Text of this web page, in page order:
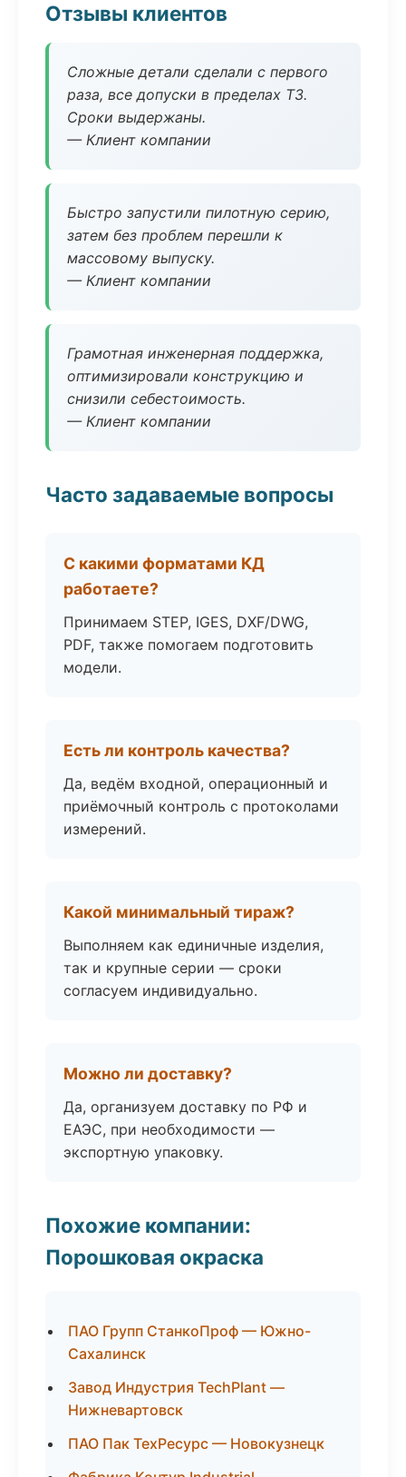
Отзывы клиентов
Сложные детали сделали с первого
раза, все допуски в пределах ТЗ.
Сроки выдержаны.
— Клиент компании
Быстро запустили пилотную серию,
затем без проблем перешли к
массовому выпуску.
— Клиент компании
Грамотная инженерная поддержка,
оптимизировали конструкцию и
снизили себестоимость.
— Клиент компании
Часто задаваемые вопросы
С какими форматами КД
работаете?
Принимаем STEP, IGES, DXF/DWG,
PDF, также помогаем подготовить
модели.
Есть ли контроль качества?
Да, ведём входной, операционный и
приёмочный контроль с протоколами
измерений.
Какой минимальный тираж?
Выполняем как единичные изделия,
так и крупные серии — сроки
согласуем индивидуально.
Можно ли доставку?
Да, организуем доставку по РФ и
ЕАЭС, при необходимости —
экспортную упаковку.
Похожие компании:
Порошковая окраска
ПАО Групп СтанкоПроф — Южно-
Сахалинск
Завод Индустрия TechPlant —
Нижневартовск
ПАО Пак ТехРесурс — Новокузнецк